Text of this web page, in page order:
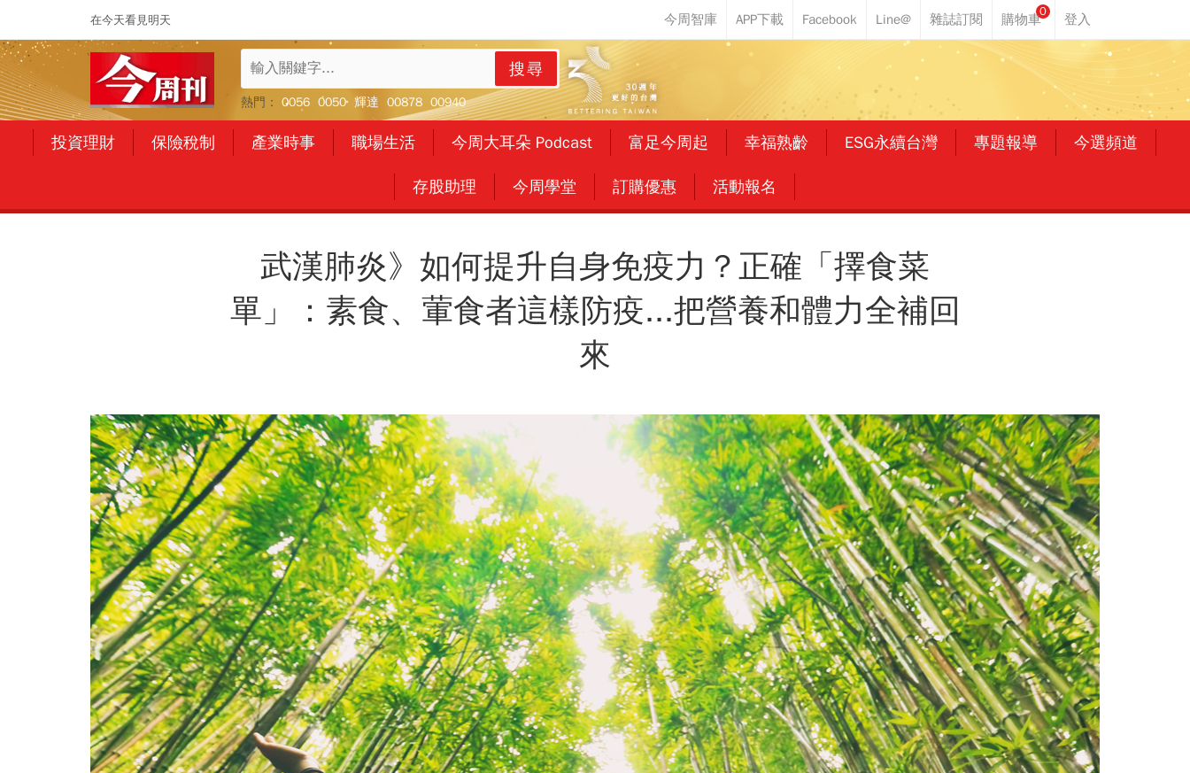
在今天看見明天
0
搜尋
熱門： 0056 0050 輝達 00878 00940
投資理財 保險稅制 產業時事 職場生活 今周大耳朵 Podcast 富足今周起 幸福熟齡 ESG永續台灣 專題報導 今選頻道
存股助理 今周學堂 訂購優惠 活動報名
武漢肺炎》如何提升自身免疫力？正確「擇食菜
單」：素食、葷食者這樣防疫...把營養和體力全補回
來